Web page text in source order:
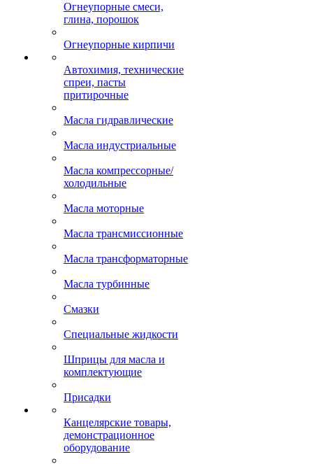
Огнеупорные смеси,
глина, порошок
Огнеупорные кирпичи
Автохимия, технические
спреи, пасты
притирочные
Масла гидравлические
Масла индустриальные
Масла компрессорные/
холодильные
Масла моторные
Масла трансмиссионные
Масла трансформаторные
Масла турбинные
Смазки
Специальные жидкости
Шприцы для масла и
комплектующие
Присадки
Канцелярские товары,
демонстрационное
оборудование